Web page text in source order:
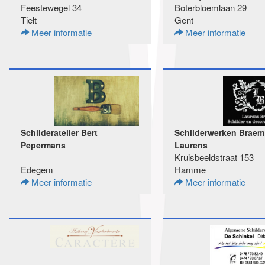
Feestewegel 34
Tielt
Meer informatie
Boterbloemlaan 29
Gent
Meer informatie
Schilderatelier Bert
Pepermans
Edegem
Meer informatie
Schilderwerken Braem
Laurens
Kruisbeeldstraat 153
Hamme
Meer informatie